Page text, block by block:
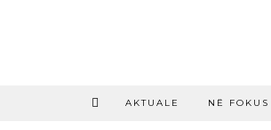
AKTUALE NË FOKUS